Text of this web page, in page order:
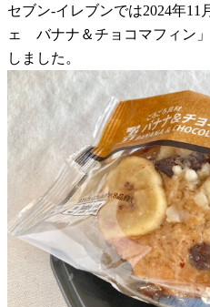
セブン-イレブンでは2024年11
ェ バナナ＆チョコマフィン
しました。